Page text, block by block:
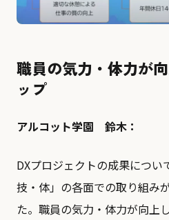
職員の気力・体力が
ップ
アルコット学園 鈴木：
DXプロジェクトの成果につい
技・体」の各面での取り組み
た。職員の気力・体力が向上